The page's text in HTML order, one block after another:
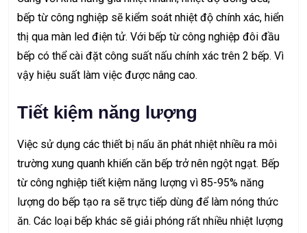
bếp từ công nghiệp sẽ kiểm soát nhiệt độ chính xác, hiển
thị qua màn led điện tử. Với bếp từ công nghiệp đôi đầu
bếp có thể cài đặt công suất nấu chính xác trên 2 bếp. Vì
vậy hiệu suất làm việc được nâng cao.
Tiết kiệm năng lượng
Việc sử dụng các thiết bị nấu ăn phát nhiệt nhiều ra môi
trường xung quanh khiến căn bếp trở nên ngột ngạt. Bếp
từ công nghiệp tiết kiệm năng lượng vì 85-95% năng
lượng do bếp tạo ra sẽ trực tiếp dùng để làm nóng thức
ăn. Các loại bếp khác sẽ giải phóng rất nhiều nhiệt lượng